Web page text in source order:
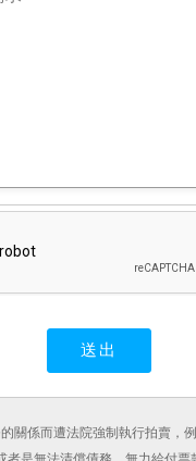
關係而遭法院強制執行拍賣，